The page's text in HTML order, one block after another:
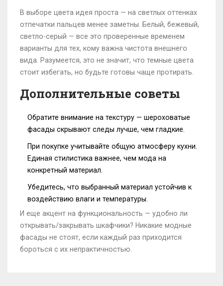
В выборе цвета идея проста — на светлых оттенках
отпечатки пальцев менее заметны. Белый, бежевый,
светло-серый — все это проверенные временем
варианты для тех, кому важна чистота внешнего
вида. Разумеется, это не значит, что темные цвета
стоит избегать, но будьте готовы чаще протирать.
Дополнительные советы
Обратите внимание на текстуру — шероховатые
фасады скрывают следы лучше, чем гладкие.
При покупке учитывайте общую атмосферу кухни.
Единая стилистика важнее, чем мода на
конкретный материал.
Убедитесь, что выбранный материал устойчив к
воздействию влаги и температуры.
И еще акцент на функциональность — удобно ли
открывать/закрывать шкафчики? Никакие модные
фасады не стоят, если каждый раз приходится
бороться с их непрактичностью.